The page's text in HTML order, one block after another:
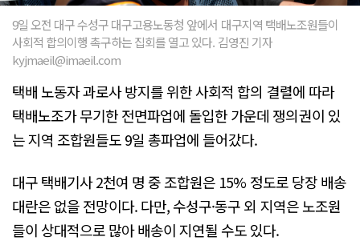
9일 오전 대구 수성구 대구고용노동청 앞에서 대구지역 택배노조원들이
사회적 합의이행 촉구하는 집회를 열고 있다. 김영진 기자
kyjmaeil@imaeil.com
택배 노동자 과로사 방지를 위한 사회적 합의 결렬에 따라
택배노조가 무기한 전면파업에 돌입한 가운데 쟁의권이 있
는 지역 조합원들도 9일 총파업에 들어갔다.
대구 택배기사 2천여 명 중 조합원은 15% 정도로 당장 배송
대란은 없을 전망이다. 다만, 수성구·동구 외 지역은 노조원
들이 상대적으로 많아 배송이 지연될 수도 있다.